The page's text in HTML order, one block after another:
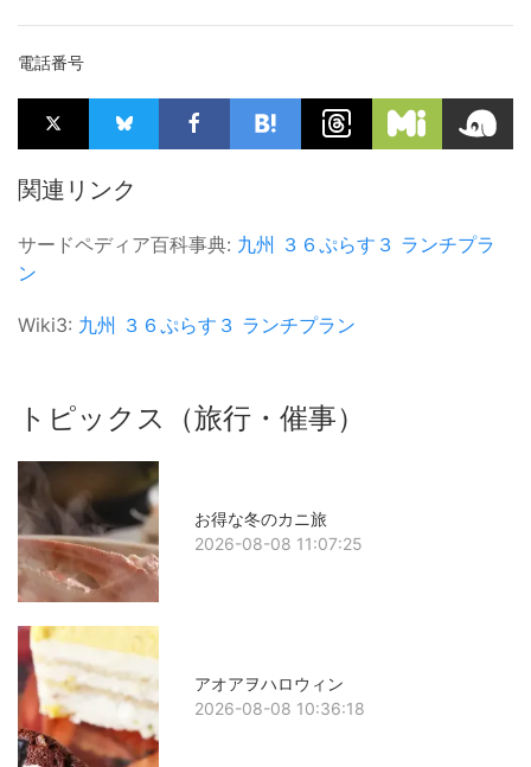
電話番号
関連リンク
サードペディア百科事典: 九州 ３６ぷらす３ ランチプラ
ン
Wiki3: 九州 ３６ぷらす３ ランチプラン
トピックス（旅行・催事）
お得な冬のカニ旅
2026-08-08 11:07:25
アオアヲハロウィン
2026-08-08 10:36:18